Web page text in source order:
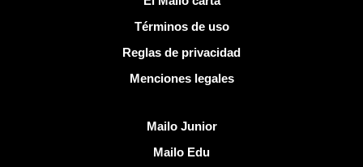
Términos de uso
Reglas de privacidad
Menciones legales
Mailo Junior
Mailo Edu